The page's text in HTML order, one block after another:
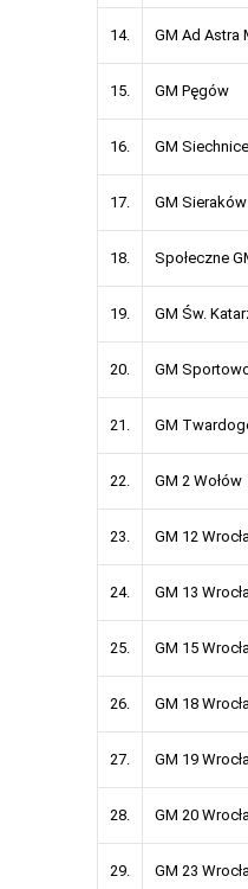
14. GM Ad Astra
15. GM Pęgów
16. GM Siechnice
17. GM Sieraków
18. Społeczne
19. GM Św.
20. GM
21. GM
22. GM 2 Wołów
23. GM 12
24. GM 13
25. GM 15
26. GM 18
27. GM 19
28. GM 20
29. GM 23